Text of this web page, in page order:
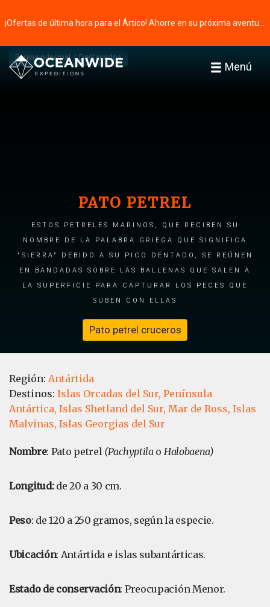
Menú
Página principal Destacados
PATO PETREL
ESTOS PETRELES MARINOS, QUE RECIBEN SU
NOMBRE DE LA PALABRA GRIEGA QUE SIGNIFICA
"SIERRA" DEBIDO A SU PICO DENTADO, SE REÚNEN
EN BANDADAS SOBRE LAS BALLENAS QUE SALEN A
LA SUPERFICIE PARA CAPTURAR LOS PECES QUE
SUBEN CON ELLAS
Pato petrel cruceros
Región: Antártida
Destinos: Islas Orcadas del Sur, Península
Antártica, Islas Shetland del Sur, Mar de Ross, Islas
Malvinas, Islas Georgias del Sur
Nombre: Pato petrel (Pachyptila o Halobaena)
Longitud:de 20 a 30 cm.
Peso: de 120 a 250 gramos, según la especie.
Ubicación: Antártida e islas subantárticas.
Estado de conservación: Preocupación Menor.